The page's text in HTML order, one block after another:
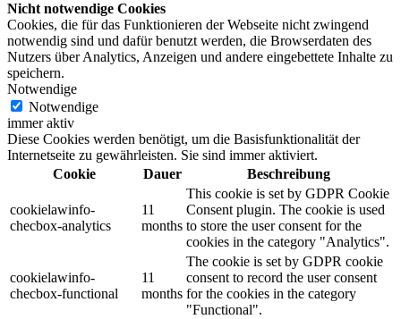
Nicht notwendige Cookies
Cookies, die für das Funktionieren der Webseite nicht zwingend
notwendig sind und dafür benutzt werden, die Browserdaten des
Nutzers über Analytics, Anzeigen und andere eingebettete Inhalte zu
speichern.
Notwendige
Notwendige
immer aktiv
Diese Cookies werden benötigt, um die Basisfunktionalität der
Internetseite zu gewährleisten. Sie sind immer aktiviert.
Cookie
Dauer Beschreibung
cookielawinfo-
checbox-analytics
11
months
This cookie is set by GDPR Cookie
Consent plugin. The cookie is used
to store the user consent for the
cookies in the category "Analytics".
cookielawinfo-
checbox-functional
11
months
The cookie is set by GDPR cookie
consent to record the user consent
for the cookies in the category
"Functional".